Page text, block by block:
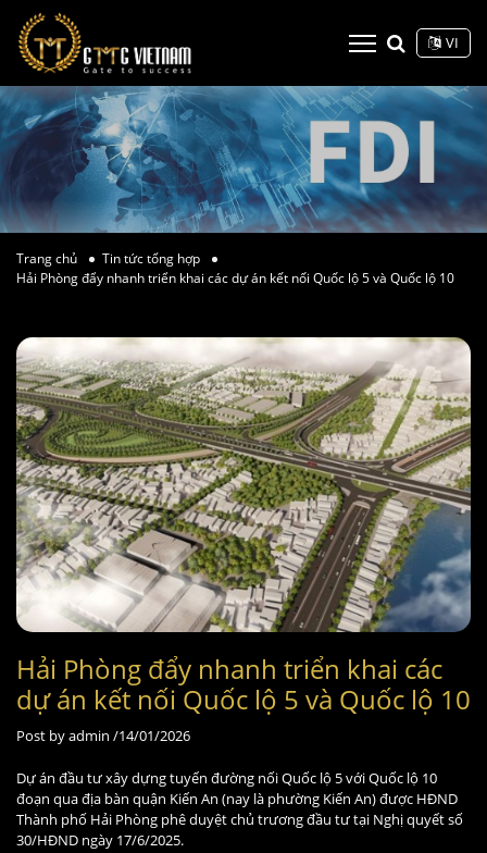
VI
Trang chủ
Tin tức tổng hợp
Hải Phòng đẩy nhanh triển khai các dự án kết nối Quốc lộ 5 và Quốc lộ 10
Hải Phòng đẩy nhanh triển khai các
dự án kết nối Quốc lộ 5 và Quốc lộ 10
Post byadmin /14/01/2026
Dự án đầu tư xây dựng tuyến đường nối Quốc lộ 5 với Quốc lộ 10
đoạn qua địa bàn quận Kiến An (nay là phường Kiến An) được HĐND
Thành phố Hải Phòng phê duyệt chủ trương đầu tư tại Nghị quyết số
30/HĐND ngày 17/6/2025.